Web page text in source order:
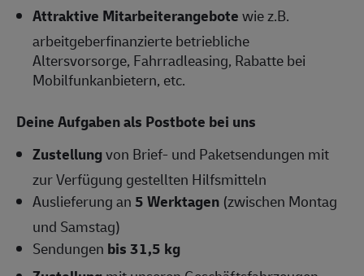
Attraktive Mitarbeiterangebotewie z.B.
arbeitgeberfinanzierte betriebliche
Altersvorsorge, Fahrradleasing, Rabatte bei
Mobilfunkanbietern, etc.
Deine Aufgaben als Postbote bei uns
Zustellungvon Brief- und Paketsendungen mit
zur Verfügung gestellten Hilfsmitteln
Auslieferung an5 Werktagen (zwischen Montag
und Samstag)
Sendungen bis 31,5 kg